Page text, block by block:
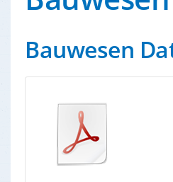
Bauwesen